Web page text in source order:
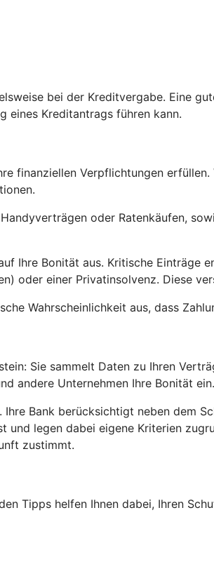
bei der Kreditvergabe. Eine
eines Kreditantrags führen kann.
finanziellen Verpflichtungen erfüllen.
oder Ratenkäufen,
Ihre Bonität aus. Kritische Einträge
oder einer Privatinsolvenz. Diese
Wahrscheinlichkeit aus, dass
Sie sammelt Daten zu Ihren
andere Unternehmen Ihre Bonität ein.
Bank berücksichtigt neben dem
legen dabei eigene Kriterien
zustimmt.
Tipps helfen Ihnen dabei, Ihren